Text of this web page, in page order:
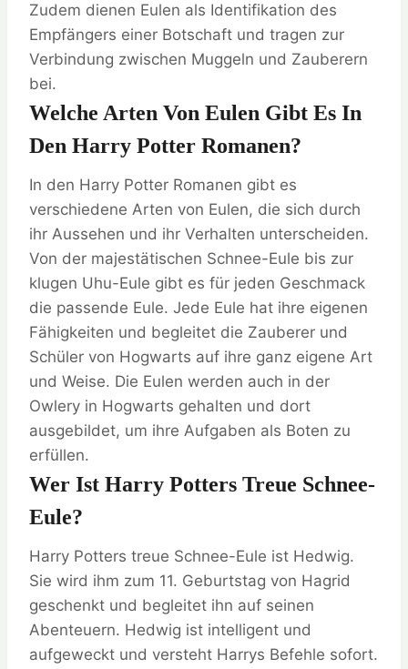
Zudem dienen Eulen als Identifikation des
Empfängers einer Botschaft und tragen zur
Verbindung zwischen Muggeln und Zauberern
bei.
Welche Arten Von Eulen Gibt Es In
Den Harry Potter Romanen?
In den Harry Potter Romanen gibt es
verschiedene Arten von Eulen, die sich durch
ihr Aussehen und ihr Verhalten unterscheiden.
Von der majestätischen Schnee-Eule bis zur
klugen Uhu-Eule gibt es für jeden Geschmack
die passende Eule. Jede Eule hat ihre eigenen
Fähigkeiten und begleitet die Zauberer und
Schüler von Hogwarts auf ihre ganz eigene Art
und Weise. Die Eulen werden auch in der
Owlery in Hogwarts gehalten und dort
ausgebildet, um ihre Aufgaben als Boten zu
erfüllen.
Wer Ist Harry Potters Treue Schnee-
Eule?
Harry Potters treue Schnee-Eule ist Hedwig.
Sie wird ihm zum 11. Geburtstag von Hagrid
geschenkt und begleitet ihn auf seinen
Abenteuern. Hedwig ist intelligent und
aufgeweckt und versteht Harrys Befehle sofort.